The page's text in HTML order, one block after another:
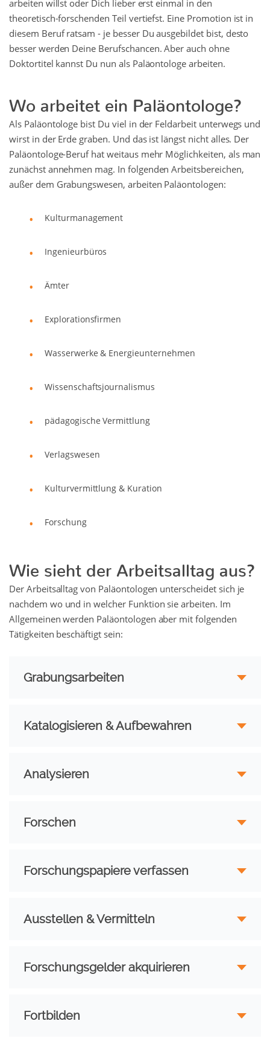
arbeiten willst oder Dich lieber erst einmal in den
theoretisch-forschenden Teil vertiefst. Eine Promotion ist in
diesem Beruf ratsam - je besser Du ausgebildet bist, desto
besser werden Deine Berufschancen. Aber auch ohne
Doktortitel kannst Du nun als Paläontologe arbeiten.
Wo arbeitet ein Paläontologe?
Als Paläontologe bist Du viel in der Feldarbeit unterwegs und
wirst in der Erde graben. Und das ist längst nicht alles. Der
Paläontologe-Beruf hat weitaus mehr Möglichkeiten, als man
zunächst annehmen mag. In folgenden Arbeitsbereichen,
außer dem Grabungswesen, arbeiten Paläontologen:
Kulturmanagement
Ingenieurbüros
Ämter
Explorationsfirmen
Wasserwerke & Energieunternehmen
Wissenschaftsjournalismus
pädagogische Vermittlung
Verlagswesen
Kulturvermittlung & Kuration
Forschung
Wie sieht der Arbeitsalltag aus?
Der Arbeitsalltag von Paläontologen unterscheidet sich je
nachdem wo und in welcher Funktion sie arbeiten. Im
Allgemeinen werden Paläontologen aber mit folgenden
Tätigkeiten beschäftigt sein:
Grabungsarbeiten
Katalogisieren & Aufbewahren
Analysieren
Forschen
Forschungspapiere verfassen
Ausstellen & Vermitteln
Forschungsgelder akquirieren
Fortbilden